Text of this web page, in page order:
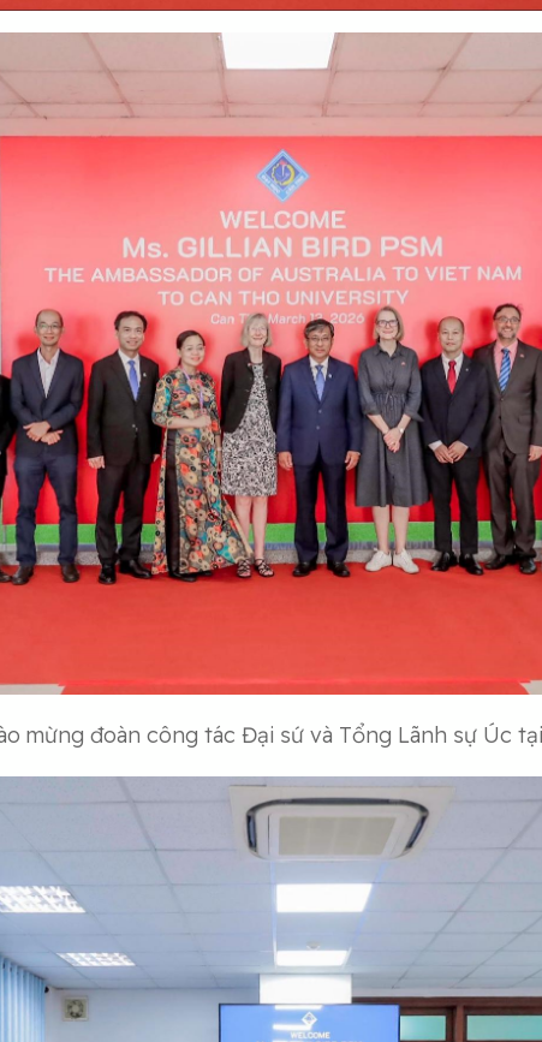
mừng đoàn công tác Đại sứ và Tổng Lãnh sự Úc